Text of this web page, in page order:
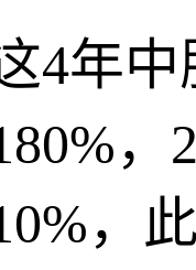
4年
，